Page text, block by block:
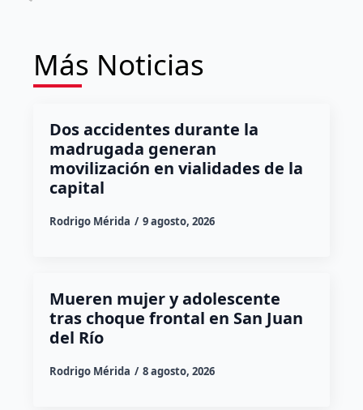
Más Noticias
Dos accidentes durante la
madrugada generan
movilización en vialidades de la
capital
Rodrigo Mérida 9 agosto, 2026
Mueren mujer y adolescente
tras choque frontal en San Juan
del Río
Rodrigo Mérida 8 agosto, 2026